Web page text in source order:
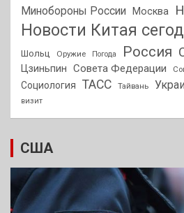
Минобороны России Москва
Новости Китая
Шольц
Оружие Погода Россия
Цзиньпин Совета Федерации
Социология ТАСС Тайвань
визит
США